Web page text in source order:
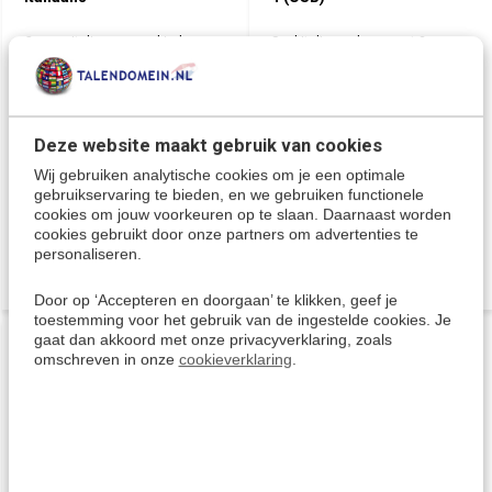
Deze website maakt gebruik van cookies
Wij gebruiken analytische cookies om je een optimale
gebruikservaring te bieden, en we gebruiken functionele
cookies om jouw voorkeuren op te slaan. Daarnaast worden
cookies gebruikt door onze partners om advertenties te
personaliseren.
Door op ‘Accepteren en doorgaan’ te klikken, geef je
toestemming voor het gebruik van de ingestelde cookies. Je
gaat dan akkoord met onze privacyverklaring, zoals
omschreven in onze cookieverklaring
Cursus Italiaans voor kinderen
die op een leuke manier Italiaans
willen leren! - Speciaal bedoeld
voor kinderen in de leeftijd van 4
de basis van de Italiaanse taal te
leren.
Deliverytime
€ 22,95
Snel Italiaans leren met 2
PC, Laptop of Mac. Inclusief
gratis APP voor tablets.
Deliverytime
€ 49,95
AKTIE
AKTIE